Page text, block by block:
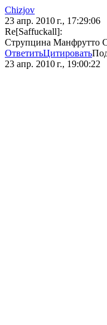
Chizjov
23 апр. 2010 г., 17:29:06
Re[Saffuckall]:
Струпцина Манфрутто
ОтветитьЦитировать
23 апр. 2010 г., 19:00:22